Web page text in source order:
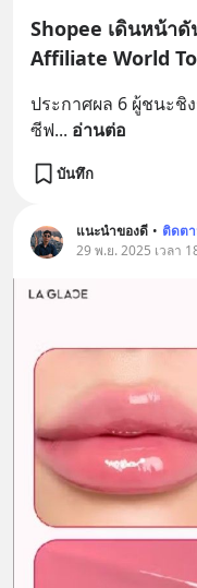
Shopee เดินหน้าดั
Affiliate World
ประกาศผล 6 ผู้ชนะชิ
ซีฟ... อ่านต่อ
บันทึก
แนะนำของดี • ติดต
29 พ.ย. 2025 เวลา